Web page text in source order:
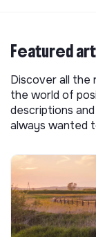
Featured
Discover all the
the world of
descriptions
always wanted